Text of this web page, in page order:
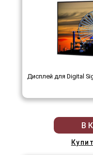
Дисплей для Digital
В